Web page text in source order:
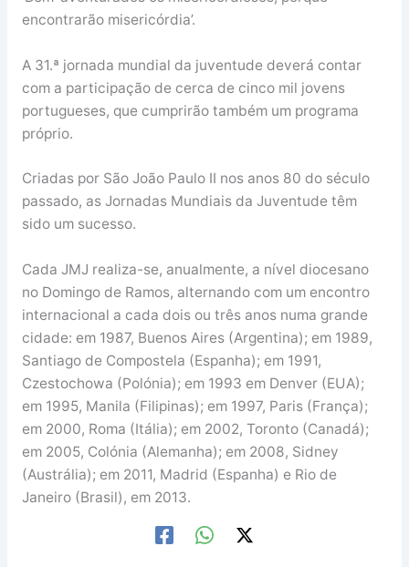
encontrarão misericórdia’.
A 31.ª jornada mundial da juventude deverá contar
com a participação de cerca de cinco mil jovens
portugueses, que cumprirão também um programa
próprio.
Criadas por São João Paulo II nos anos 80 do século
passado, as Jornadas Mundiais da Juventude têm
sido um sucesso.
Cada JMJ realiza-se, anualmente, a nível diocesano
no Domingo de Ramos, alternando com um encontro
internacional a cada dois ou três anos numa grande
cidade: em 1987, Buenos Aires (Argentina); em 1989,
Santiago de Compostela (Espanha); em 1991,
Czestochowa (Polónia); em 1993 em Denver (EUA);
em 1995, Manila (Filipinas); em 1997, Paris (França);
em 2000, Roma (Itália); em 2002, Toronto (Canadá);
em 2005, Colónia (Alemanha); em 2008, Sidney
(Austrália); em 2011, Madrid (Espanha) e Rio de
Janeiro (Brasil), em 2013.